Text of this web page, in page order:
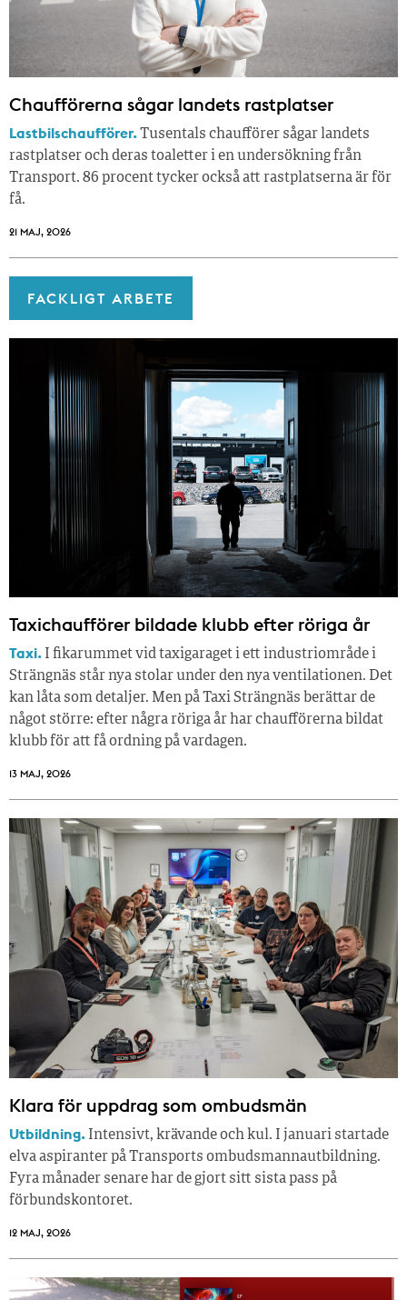
Chaufförerna sågar landets rastplatser
Lastbilschaufförer.Tusentals chaufförer sågar landets
rastplatser och deras toaletter i en undersökning från
Transport. 86 procent tycker också att rastplatserna är för
få.
21 MAJ, 2026
FACKLIGT ARBETE
Taxichaufförer bildade klubb efter röriga år
Taxi. I fikarummet vid taxigaraget i ett industriområde i
Strängnäs står nya stolar under den nya ventilationen. Det
kan låta som detaljer. Men på Taxi Strängnäs berättar de
något större: efter några röriga år har chaufförerna bildat
klubb för att få ordning på vardagen.
13 MAJ, 2026
Klara för uppdrag som ombudsmän
Utbildning. Intensivt, krävande och kul. I januari startade
elva aspiranter på Transports ombudsmannautbildning.
Fyra månader senare har de gjort sitt sista pass på
förbundskontoret.
12 MAJ, 2026